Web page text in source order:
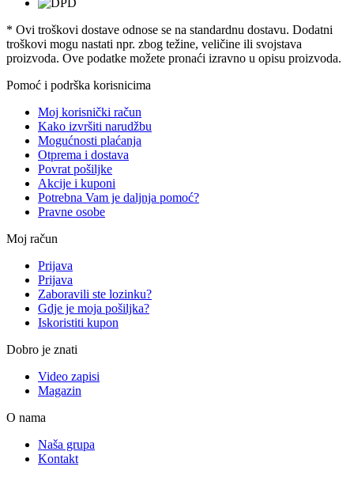
* Ovi troškovi dostave odnose se na standardnu ​​dostavu. Dodatni
troškovi mogu nastati npr. zbog težine, veličine ili svojstava
proizvoda. Ove podatke možete pronaći izravno u opisu proizvoda.
Pomoć i podrška korisnicima
Moj korisnički račun
Kako izvršiti narudžbu
Mogućnosti plaćanja
Otprema i dostava
Povrat pošiljke
Akcije i kuponi
Potrebna Vam je daljnja pomoć?
Pravne osobe
Moj račun
Prijava
Prijava
Zaboravili ste lozinku?
Gdje je moja pošiljka?
Iskoristiti kupon
Dobro je znati
Video zapisi
Magazin
O nama
Naša grupa
Kontakt